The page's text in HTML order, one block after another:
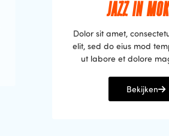
JAZZ IN
Dolor sit amet,
elit, sed do eius mod
ut labore et dolore
Bekijken